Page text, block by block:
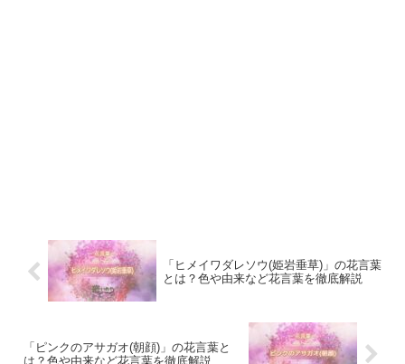
「ヒメイワダレソウ(姫岩垂草)」の花言葉
とは？色や由来など花言葉を徹底解説
「ピンクのアサガオ(朝顔)」の花言葉と
は？色や由来など花言葉を徹底解説